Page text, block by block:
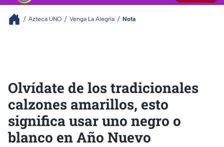
Azteca UNO Venga La Alegría Nota
Olvídate de los tradicionales
calzones amarillos, esto
significa usar uno negro o
blanco en Año Nuevo